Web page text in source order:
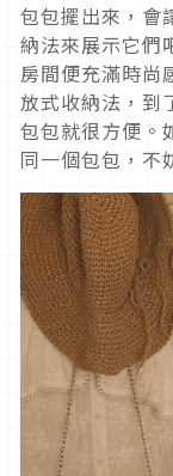
包包擺出來，會
納法來展示它們
房間便充滿時尚
放式收納法，到
包包就很方便。
同一個包包，不